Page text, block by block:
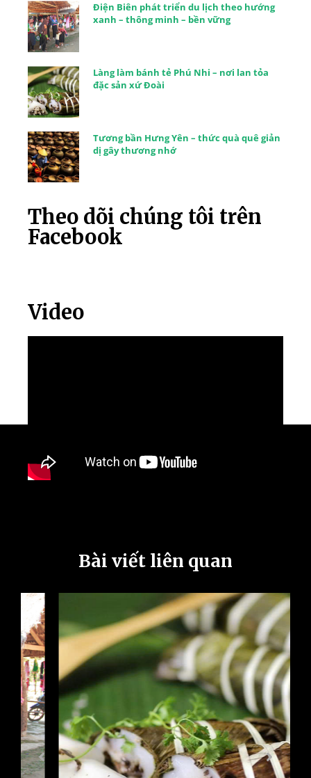
Điện Biên phát triển du lịch theo hướng
xanh – thông minh – bền vững
Làng làm bánh tẻ Phú Nhi – nơi lan tỏa
đặc sản xứ Đoài
Tương bần Hưng Yên – thức quà quê giản
dị gây thương nhớ
Theo dõi chúng tôi trên
Facebook
Video
Bài viết liên quan